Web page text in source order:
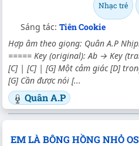
Nhạc trẻ
Sáng tác: Tiên Cookie
Hợp âm theo giọng: Quân A.P
===== Key (original): Ab → Key
[C] | [C] | [G] Một cảm giác [D]
[G] Cần được nói [...
Quân A.P
EM LÀ BÔNG HỒNG NHỎ